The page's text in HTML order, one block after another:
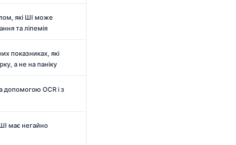
які ШІ може
та ліпемія
показниках, які
а не на паніку
допомогою OCR і з
має негайно